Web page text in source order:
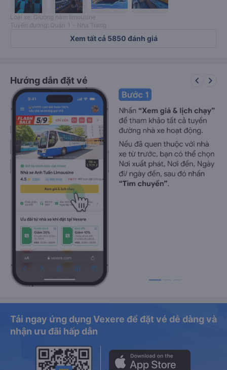
Loại xe: Giường nằm limousine
Tuyến đường: Quận 1 - Nha Trang
Xem tất cả 5850 đánh giá
Hướng dẫn đặt vé keyboard_arrow_left keyboard_arrow_right
Tải ngay ứng dụng Vexere để đặt vé dễ dàng và
nhận ưu đãi hấp dẫn